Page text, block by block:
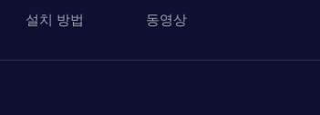
설치 방법 동영상